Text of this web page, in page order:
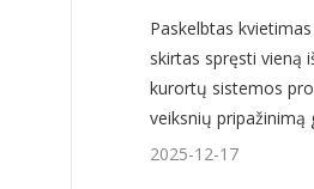
Paskelbtas
skirtas spręsti vieną
kurortų sistemos
veiksnių pripažinimą
2025-12-17